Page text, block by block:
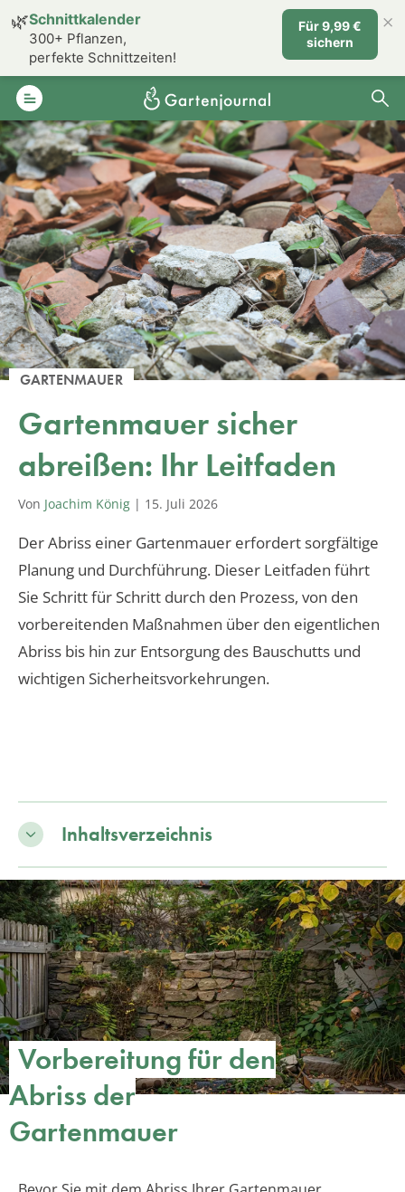
GARTENMAUER
Gartenmauer sicher
abreißen: Ihr Leitfaden
Von Joachim König | 15. Juli 2026
Der Abriss einer Gartenmauer erfordert sorgfältige
Planung und Durchführung. Dieser Leitfaden führt
Sie Schritt für Schritt durch den Prozess, von den
vorbereitenden Maßnahmen über den eigentlichen
Abriss bis hin zur Entsorgung des Bauschutts und
wichtigen Sicherheitsvorkehrungen.
Inhaltsverzeichnis
Vorbereitung für den
Abriss der
Gartenmauer
🌿Schnittkalender
300+ Pflanzen,
perfekte Schnittzeiten!
Für 9,99 €
sichern
×